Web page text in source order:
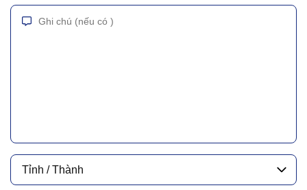
Tỉnh / Thành